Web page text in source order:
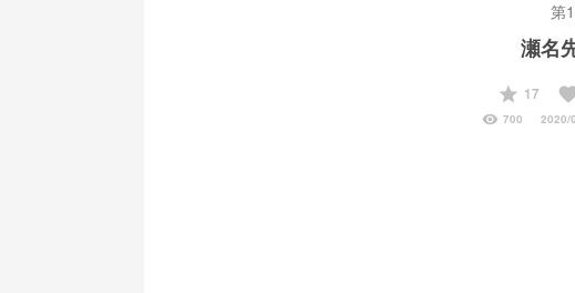
第
瀬名
start
17
visibility 700 2020/